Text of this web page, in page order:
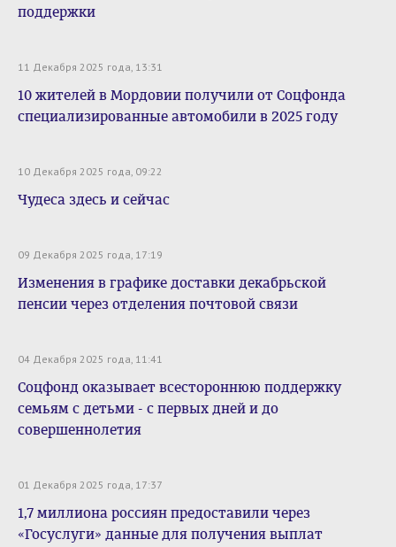
поддержки
11 Декабря 2025 года, 13:31
10 жителей в Мордовии получили от Соцфонда
специализированные автомобили в 2025 году
10 Декабря 2025 года, 09:22
Чудеса здесь и сейчас
09 Декабря 2025 года, 17:19
Изменения в графике доставки декабрьской
пенсии через отделения почтовой связи
04 Декабря 2025 года, 11:41
Соцфонд оказывает всестороннюю поддержку
семьям с детьми - с первых дней и до
совершеннолетия
01 Декабря 2025 года, 17:37
1,7 миллиона россиян предоставили через
«Госуслуги» данные для получения выплат